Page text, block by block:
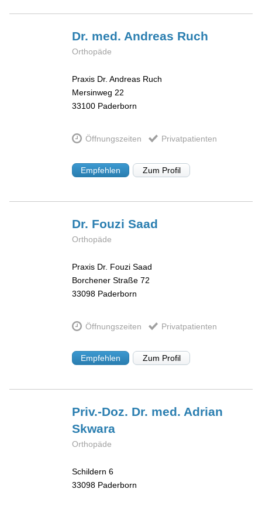
Dr. med. Andreas Ruch
Orthopäde
Praxis Dr. Andreas Ruch
Mersinweg 22
33100 Paderborn
Öffnungszeiten Privatpatienten
Empfehlen Zum Profil
Dr. FouziSaad
Orthopäde
Praxis Dr. Fouzi Saad
Borchener Straße 72
33098 Paderborn
Öffnungszeiten Privatpatienten
Empfehlen Zum Profil
Priv.-Doz. Dr. med. Adrian
Skwara
Orthopäde
Schildern 6
33098 Paderborn